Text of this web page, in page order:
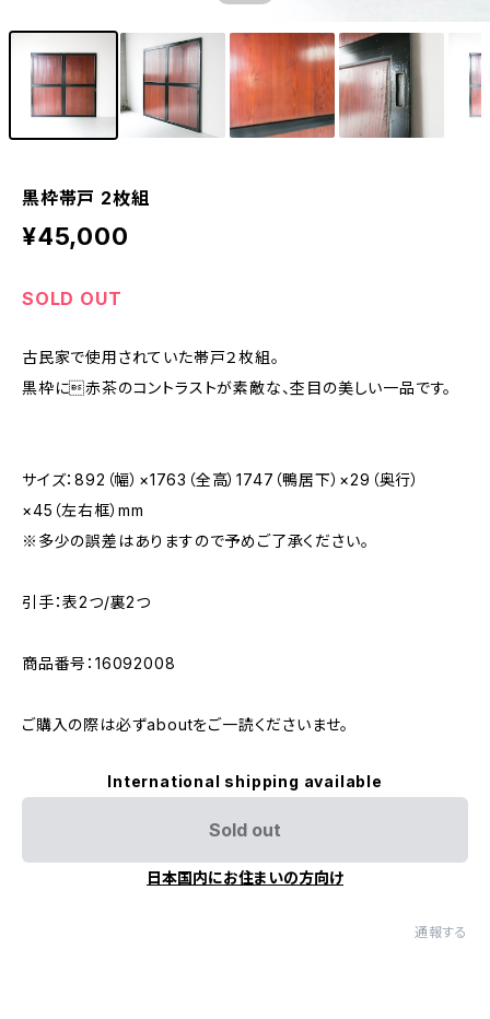
黒枠帯戸 2枚組
¥45,000
SOLD OUT
古民家で使用されていた帯戸２枚組。
黒枠に赤茶のコントラストが素敵な、杢目の美しい一品です。
サイズ：892（幅）×1763（全高）1747（鴨居下）×29（奥行）
×45（左右框）mm
※多少の誤差はありますので予めご了承ください。
引手：表2つ/裏2つ
商品番号：16092008
ご購入の際は必ずaboutをご一読くださいませ。
International shipping available
Sold out
日本国内にお住まいの方向け
通報する